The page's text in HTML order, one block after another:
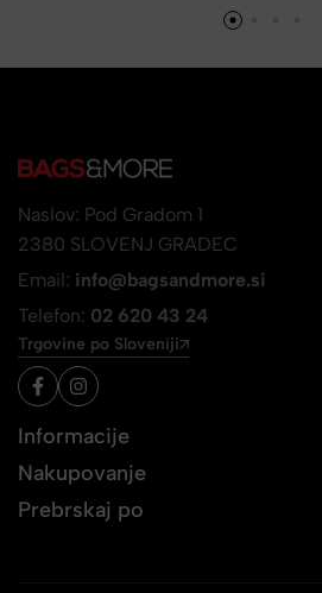
Naslov: Pod Gradom 1
2380 SLOVENJ GRADEC
Email: info@bagsandmore.si
Telefon: 02 620 43 24
Trgovine po Sloveniji
Informacije
Nakupovanje
Prebrskaj po